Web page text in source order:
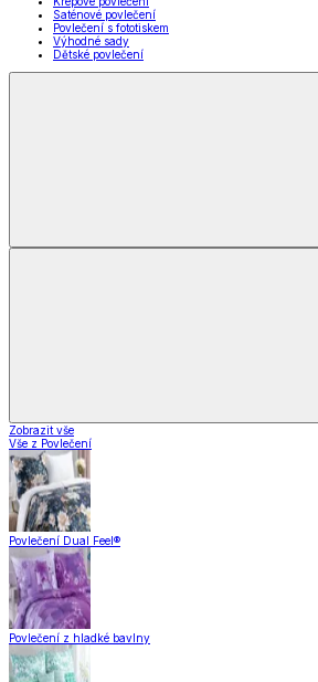
Saténové povlečení
Povlečení s fototiskem
Výhodné sady
Dětské povlečení
Zobrazit vše
Vše z Povlečení
Povlečení Dual Feel®
Povlečení z hladké bavlny